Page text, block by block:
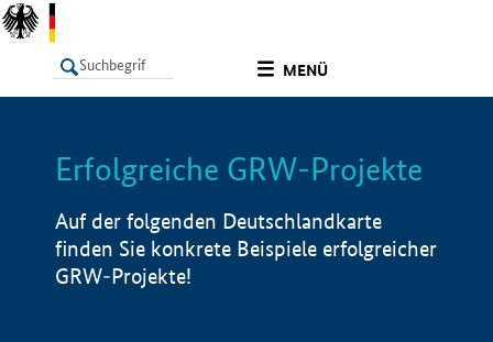
MENÜ
LISTE Info
Erfolgreiche GRW-Projekte
Auf der folgenden Deutschlandkarte
finden Sie konkrete Beispiele erfolgreicher
GRW-Projekte!